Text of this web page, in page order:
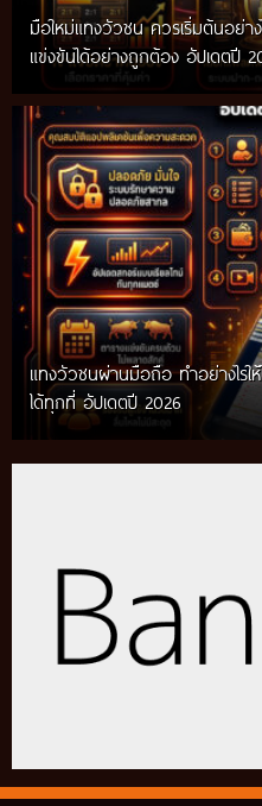
มือใหม่แทงวัวชน ควรเริ่มต้นอย่าง
แข่งขันได้อย่างถูกต้อง อัปเดตปี
แทงวัวชนผ่านมือถือ ทำอย่างไรใ
ได้ทุกที่ อัปเดตปี 2026